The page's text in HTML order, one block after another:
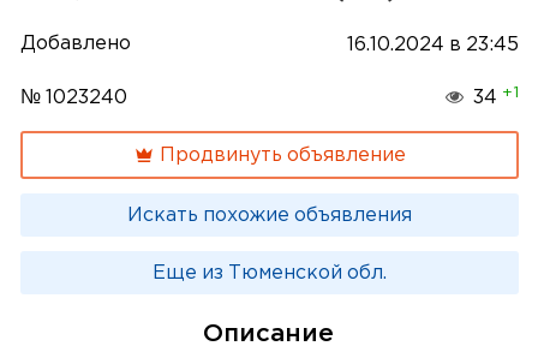
Добавлено 16.10.2024 в 23:45
№ 1023240 34 +1
Продвинуть объявление
Искать похожие объявления
Еще из Тюменской обл.
Описание